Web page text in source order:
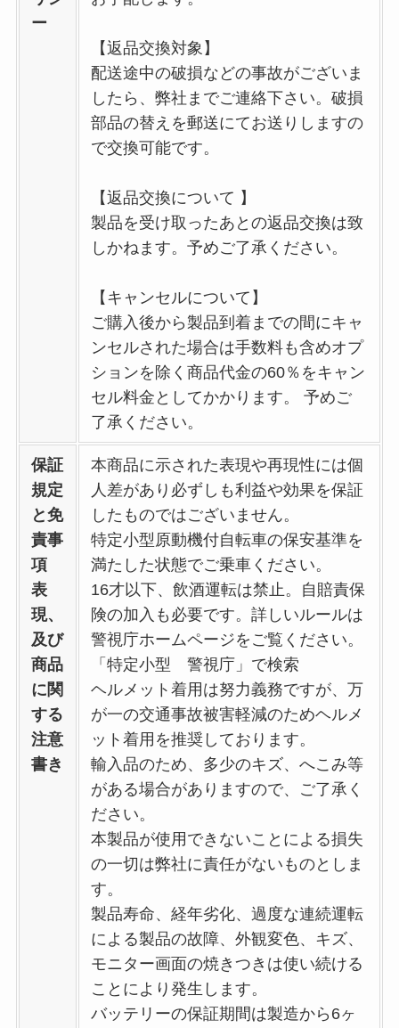
ー
【返品交換対象】
配送途中の破損などの事故がございま
したら、弊社までご連絡下さい。破損
部品の替えを郵送にてお送りしますの
で交換可能です。
【返品交換について 】
製品を受け取ったあとの返品交換は致
しかねます。予めご了承ください。
【キャンセルについて】
ご購入後から製品到着までの間にキャ
ンセルされた場合は手数料も含めオプ
ションを除く商品代金の60％をキャン
セル料金としてかかります。 予めご
了承ください。
保証
規定
と免
責事
項
表
現、
及び
商品
に関
する
注意
書き
本商品に示された表現や再現性には個
人差があり必ずしも利益や効果を保証
したものではございません。
特定小型原動機付自転車の保安基準を
満たした状態でご乗車ください。
16才以下、飲酒運転は禁止。自賠責保
険の加入も必要です。詳しいルールは
警視庁ホームページをご覧ください。
「特定小型 警視庁」で検索
ヘルメット着用は努力義務ですが、万
が一の交通事故被害軽減のためヘルメ
ット着用を推奨しております。
輸入品のため、多少のキズ、へこみ等
がある場合がありますので、ご了承く
ださい。
本製品が使用できないことによる損失
の一切は弊社に責任がないものとしま
す。
製品寿命、経年劣化、過度な連続運転
による製品の故障、外観変色、キズ、
モニター画面の焼きつきは使い続ける
ことにより発生します。
バッテリーの保証期間は製造から6ヶ